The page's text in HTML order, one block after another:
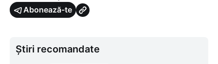
Abonează-te
Știri recomandate